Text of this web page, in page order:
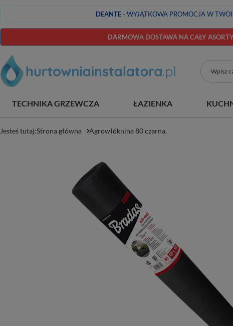
DEANTE- WYJĄTKOWA PROMOCJA W
DARMOWA DOSTAWA NA CAŁY
TECHNIKA GRZEWCZA ŁAZIENKA
Jesteś tutaj:Strona główna Agrowłóknina 80 czarna,